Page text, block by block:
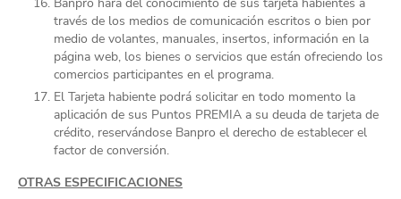
través de los medios de comunicación escritos o bien por
medio de volantes, manuales, insertos, información en la
página web, los bienes o servicios que están ofreciendo los
comercios participantes en el programa.
El Tarjeta habiente podrá solicitar en todo momento la
aplicación de sus Puntos PREMIA a su deuda de tarjeta de
crédito, reservándose Banpro el derecho de establecer el
factor de conversión.
OTRAS ESPECIFICACIONES